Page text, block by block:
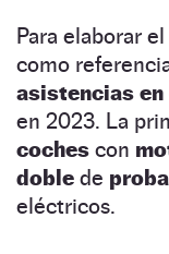
Para elaborar
como
asistencias
en 2023. La
coches con
doble de
eléctricos.